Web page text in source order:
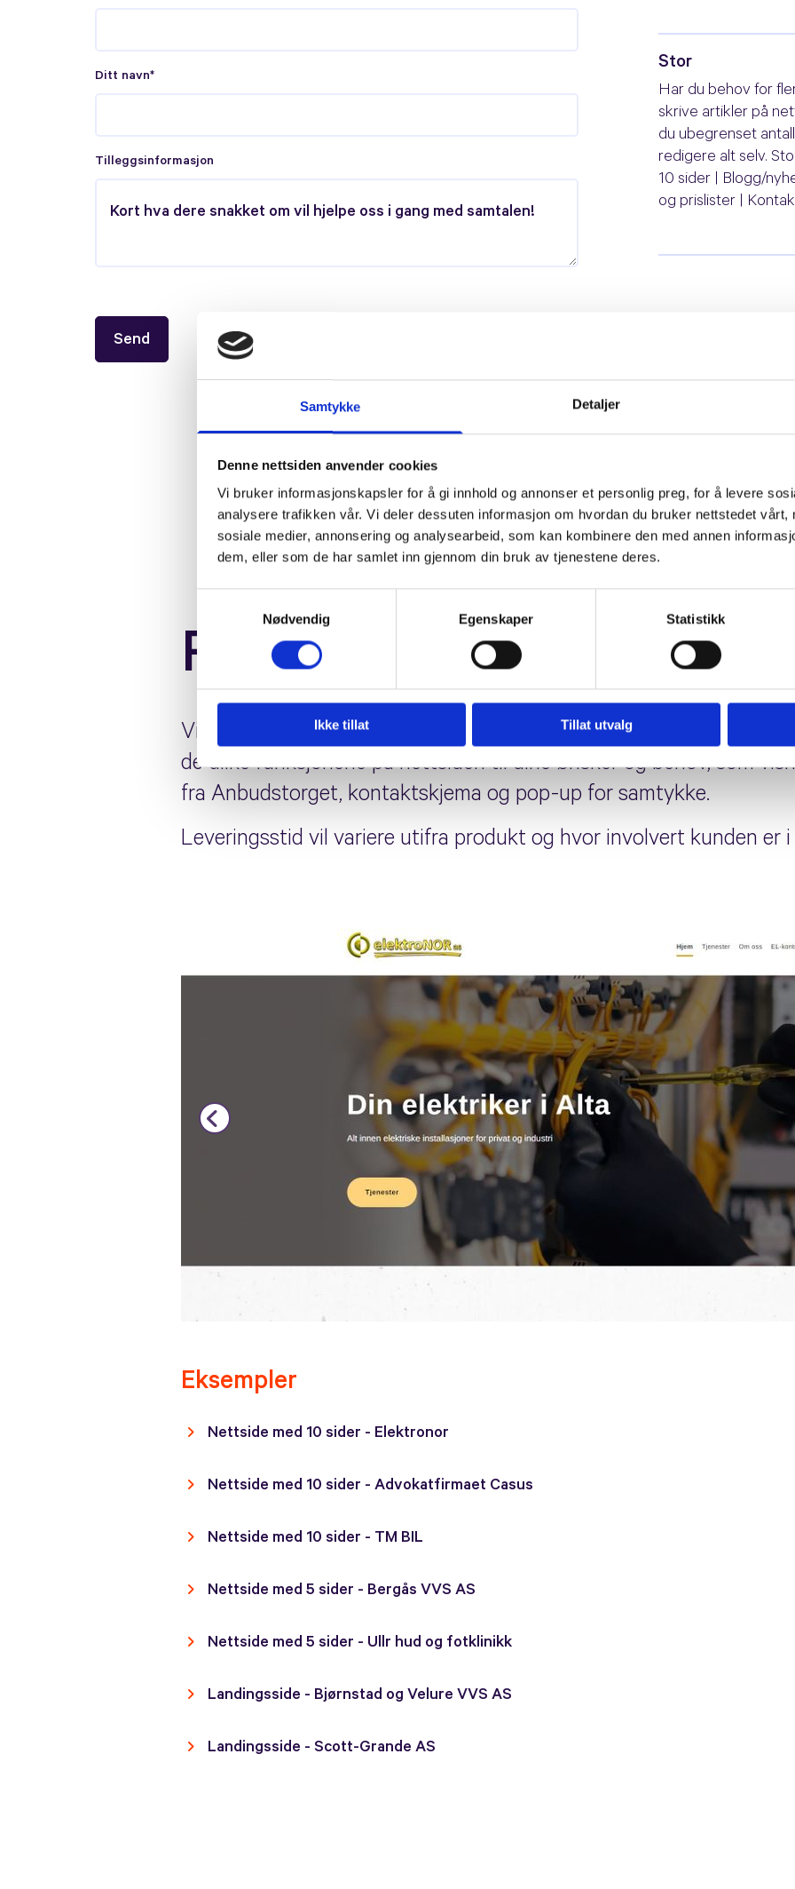
Samtykke Detaljer
Denne nettsiden anvender cookies
Vi bruker informasjonskapsler for å gi innhold og annonser et personlig preg, for å levere
analysere trafikken vår. Vi deler dessuten informasjon om hvordan du bruker nettstedet vårt,
sosiale medier, annonsering og analysearbeid, som kan kombinere den med annen
dem, eller som de har samlet inn gjennom din bruk av tjenestene deres.
Nødvendig
Egenskaper Statistikk
Ikke tillat Tillat utvalg
Ditt navn*
Tilleggsinformasjon
Stor
Har du behov for
skrive artikler på
du ubegrenset
redigere alt selv.
10 sider | Blogg/
og prislister |
Referanser
Vi designer kundens nettside utifra bedriftens profil. Innhold skrives
de ulike funksjonene på nettsiden til dine ønsker og behov, som
fra Anbudstorget, kontaktskjema og pop-up for samtykke.
Leveringsstid vil variere utifra produkt og hvor involvert kunden er i
Eksempler
Nettside med 10 sider - Elektronor
Nettside med 10 sider - Advokatfirmaet Casus
Nettside med 10 sider - TM BIL
Nettside med 5 sider - Bergås VVS AS
Nettside med 5 sider - Ullr hud og fotklinikk
Landingsside - Bjørnstad og Velure VVS AS
Landingsside - Scott-Grande AS